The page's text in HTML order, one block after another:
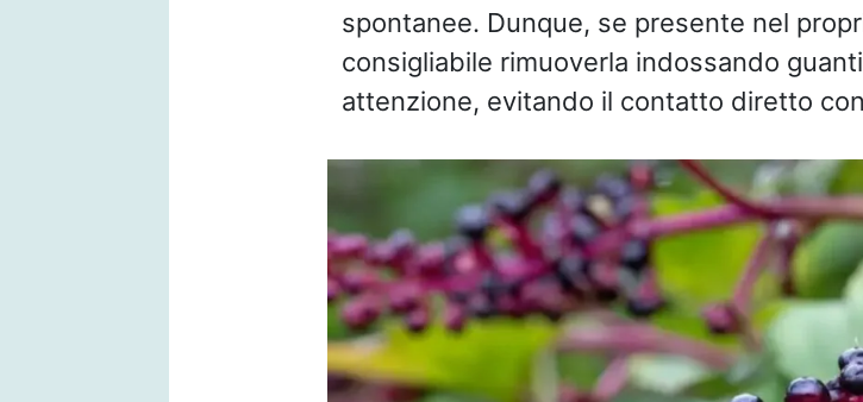
spontanee. Dunque, se presente nel
consigliabile rimuoverla indossando
attenzione, evitando il contatto diretto